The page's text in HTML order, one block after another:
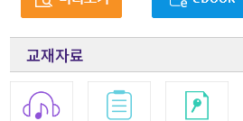
교재자료